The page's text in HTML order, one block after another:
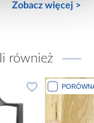
Zobacz więcej >
również